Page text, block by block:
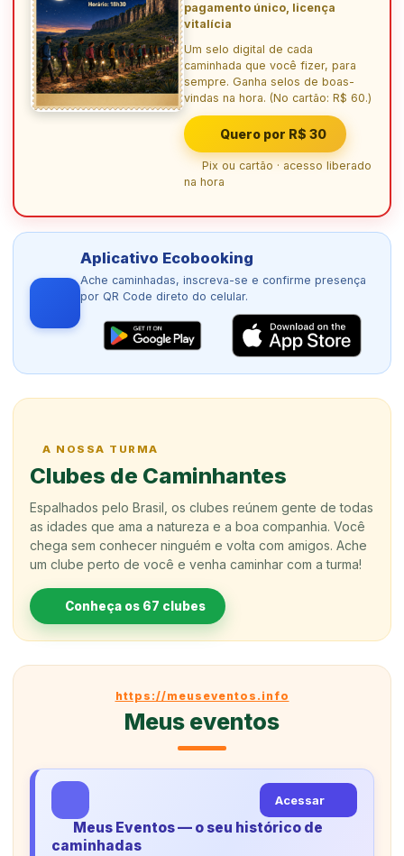
pagamento único, licença
vitalícia
Um selo digital de cada
caminhada que você fizer, para
sempre. Ganha selos de boas-
vindas na hora. (No cartão: R$ 60.)
Quero por R$ 30
Pix ou cartão · acesso liberado
na hora
Aplicativo Ecobooking
Ache caminhadas, inscreva-se e confirme presença
por QR Code direto do celular.
A NOSSA TURMA
Clubes de Caminhantes
Espalhados pelo Brasil, os clubes reúnem gente de todas
as idades que ama a natureza e a boa companhia. Você
chega sem conhecer ninguém e volta com amigos. Ache
um clube perto de você e venha caminhar com a turma!
Conheça os 67 clubes
https://meuseventos.info
Meus eventos
Meus Eventos — o seu histórico de
caminhadas
Acessar